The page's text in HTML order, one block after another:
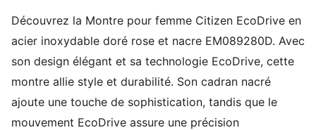
Découvrez la Montre pour femme Citizen EcoDrive en
acier inoxydable doré rose et nacre EM089280D. Avec
son design élégant et sa technologie EcoDrive, cette
montre allie style et durabilité. Son cadran nacré
ajoute une touche de sophistication, tandis que le
mouvement EcoDrive assure une précision